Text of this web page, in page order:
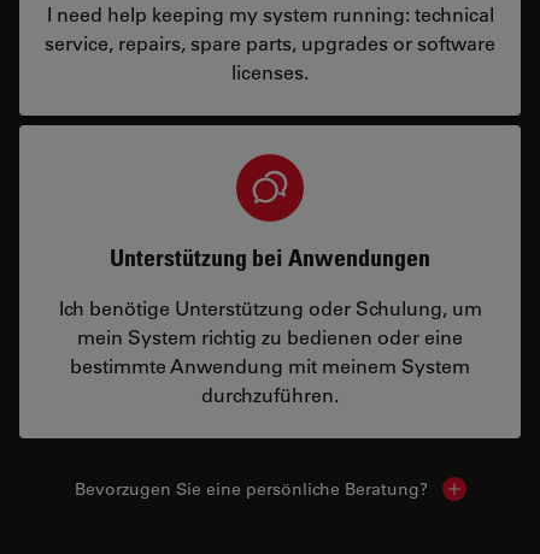
I need help keeping my system running: technical
service, repairs, spare parts, upgrades or software
licenses.
Unterstützung bei Anwendungen
Ich benötige Unterstützung oder Schulung, um
mein System richtig zu bedienen oder eine
bestimmte Anwendung mit meinem System
durchzuführen.
Bevorzugen Sie eine persönliche Beratung? Show